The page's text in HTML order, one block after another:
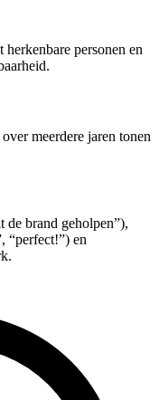
personen en
meerdere jaren tonen
de brand geholpen”),
“perfect!”) en